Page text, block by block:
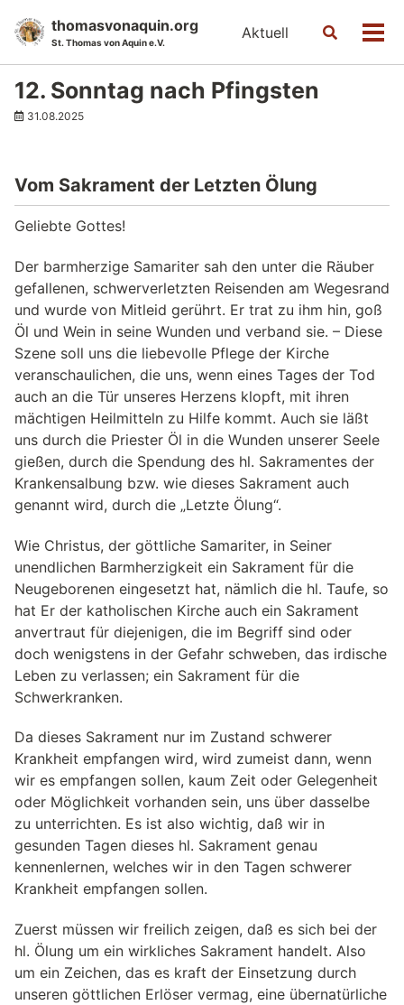
thomasvonaquin.org
St. Thomas von Aquin e.V.
Aktuell
Toggle
12. Sonntag nach Pfingsten
31.08.2025
Vom Sakrament der Letzten Ölung
Geliebte Gottes!
Der barmherzige Samariter sah den unter die Räuber
gefallenen, schwerverletzten Reisenden am Wegesrand
und wurde von Mitleid gerührt. Er trat zu ihm hin, goß
Öl und Wein in seine Wunden und verband sie. – Diese
Szene soll uns die liebevolle Pflege der Kirche
veranschaulichen, die uns, wenn eines Tages der Tod
auch an die Tür unseres Herzens klopft, mit ihren
mächtigen Heilmitteln zu Hilfe kommt. Auch sie läßt
uns durch die Priester Öl in die Wunden unserer Seele
gießen, durch die Spendung des hl. Sakramentes der
Krankensalbung bzw. wie dieses Sakrament auch
genannt wird, durch die „Letzte Ölung“.
Wie Christus, der göttliche Samariter, in Seiner
unendlichen Barmherzigkeit ein Sakrament für die
Neugeborenen eingesetzt hat, nämlich die hl. Taufe, so
hat Er der katholischen Kirche auch ein Sakrament
anvertraut für diejenigen, die im Begriff sind oder
doch wenigstens in der Gefahr schweben, das irdische
Leben zu verlassen; ein Sakrament für die
Schwerkranken.
Da dieses Sakrament nur im Zustand schwerer
Krankheit empfangen wird, wird zumeist dann, wenn
wir es empfangen sollen, kaum Zeit oder Gelegenheit
oder Möglichkeit vorhanden sein, uns über dasselbe
zu unterrichten. Es ist also wichtig, daß wir in
gesunden Tagen dieses hl. Sakrament genau
kennenlernen, welches wir in den Tagen schwerer
Krankheit empfangen sollen.
Zuerst müssen wir freilich zeigen, daß es sich bei der
hl. Ölung um ein wirkliches Sakrament handelt. Also
um ein Zeichen, das es kraft der Einsetzung durch
unseren göttlichen Erlöser vermag, eine übernatürliche